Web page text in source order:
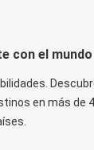
con el mundo
en más de